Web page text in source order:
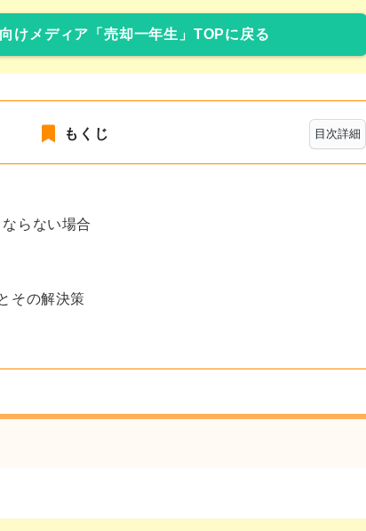
けメディア「売却一年生」TOPに戻る
目次詳細
もくじ
らない場合
その解決策